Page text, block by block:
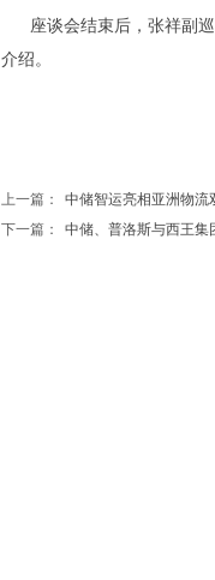
座谈会结束后，张祥副巡
介绍。
上一篇：
中储智运亮相亚洲物流
下一篇：
中储、普洛斯与西王集